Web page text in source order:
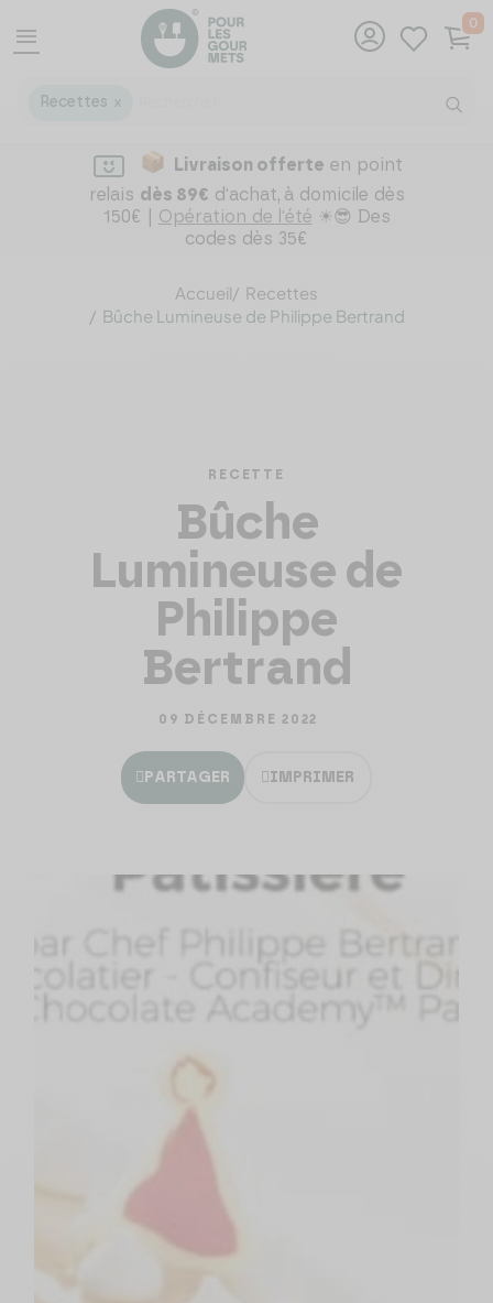
menu
Recettes X
0
Livraison offerte en point
relais dès 89€ d'achat, à domicile dès
150€ | Opération de l'été ☀😎 Des
codes dès 35€
Accueil
Recettes
Bûche Lumineuse de Philippe Bertrand
RECETTE
Bûche
Lumineuse de
Philippe
Bertrand
09 DÉCEMBRE 2022
PARTAGER IMPRIMER